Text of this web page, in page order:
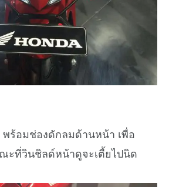
ร้อมช่องดักลมด้านหน้า เพื่อ
ะที่วินชิลด์หน้าดูจะเตี้ยไปนิด